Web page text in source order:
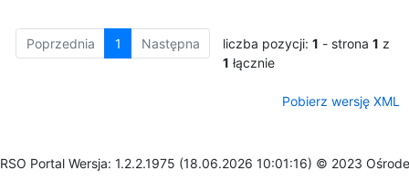
Poprzednia 1 Następna liczba pozycji: 1 - strona 1 z
1 łącznie
Pobierz wersję XML
RSO Portal Wersja: 1.2.2.1975 (18.06.2026 10:01:16) © 2023